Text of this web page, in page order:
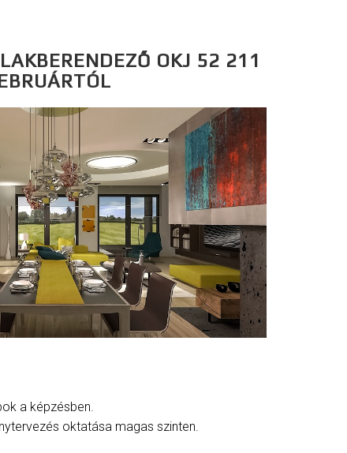
OKJ 52 211
a képzésben.
oktatása magas szinten.